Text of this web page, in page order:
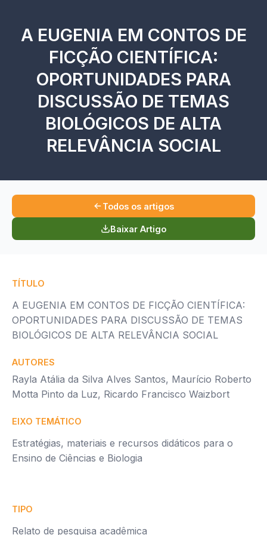
A EUGENIA EM CONTOS DE
FICÇÃO CIENTÍFICA:
OPORTUNIDADES PARA
DISCUSSÃO DE TEMAS
BIOLÓGICOS DE ALTA
RELEVÂNCIA SOCIAL
Todos os artigos
Baixar Artigo
TÍTULO
A EUGENIA EM CONTOS DE FICÇÃO CIENTÍFICA:
OPORTUNIDADES PARA DISCUSSÃO DE TEMAS
BIOLÓGICOS DE ALTA RELEVÂNCIA SOCIAL
AUTORES
Rayla Atália da Silva Alves Santos, Maurício Roberto
Motta Pinto da Luz, Ricardo Francisco Waizbort
EIXO TEMÁTICO
Estratégias, materiais e recursos didáticos para o
Ensino de Ciências e Biologia
TIPO
Relato de pesquisa acadêmica